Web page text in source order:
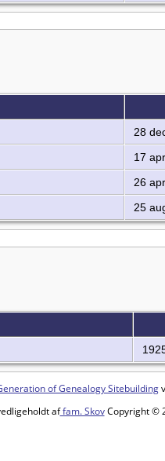
28
17
26
25
of Genealogy Sitebuilding
affam. SkovCopyright ©